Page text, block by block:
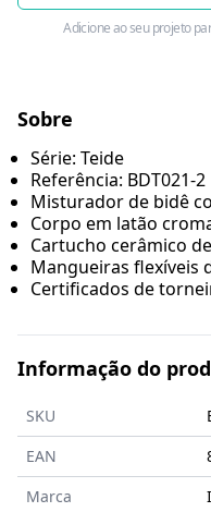
Adicione ao seu projeto
Sobre
Série: Teide
Referência: BDT021-2
Misturador de bidê
Corpo em latão
Cartucho cerâmico
Mangueiras flexíveis
Certificados de
Informação do
SKU
EAN
Marca